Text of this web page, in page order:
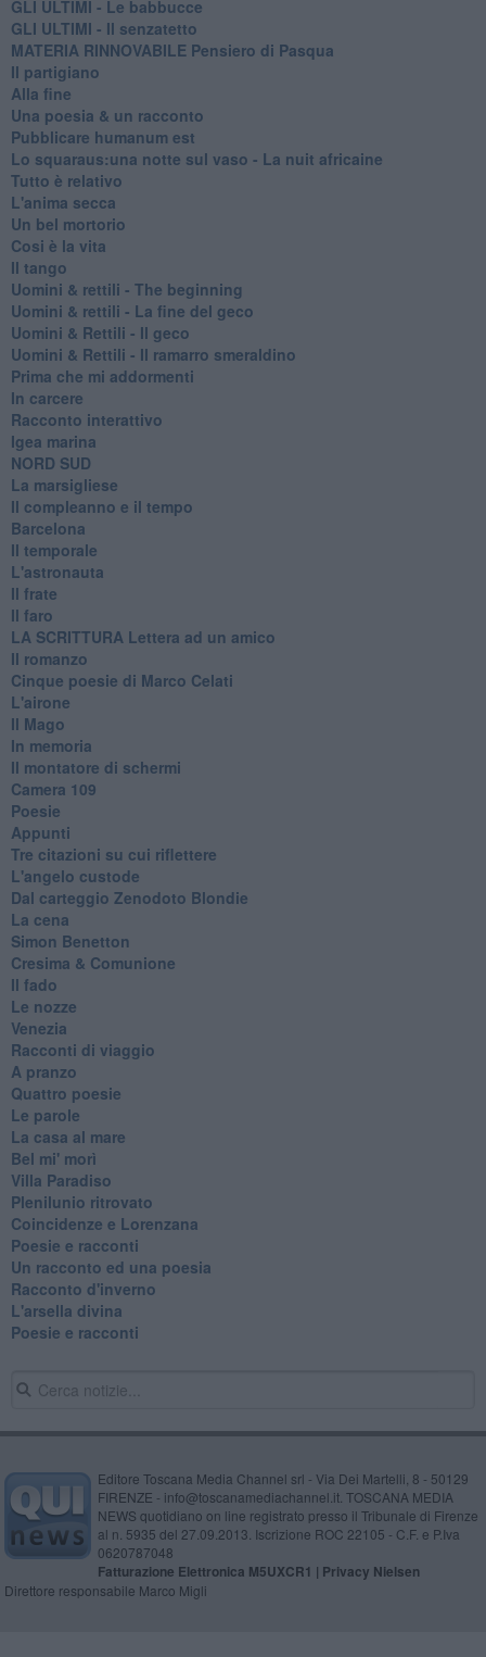
GLI ULTIMI - Le babbucce
GLI ULTIMI - Il senzatetto
MATERIA RINNOVABILE Pensiero di Pasqua
Il partigiano
Alla fine
Una poesia & un racconto
Pubblicare humanum est
Lo squaraus:una notte sul vaso - La nuit africaine
Tutto è relativo
L'anima secca
Un bel mortorio
Cosi è la vita
Il tango
​Uomini & rettili - The beginning
​Uomini & rettili - La fine del geco
Uomini & Rettili - Il geco
Uomini & Rettili - Il ramarro smeraldino
Prima che mi addormenti
In carcere
Racconto interattivo
Igea marina
​NORD SUD
La marsigliese
Il compleanno e il tempo
Barcelona
Il temporale
L'astronauta
Il frate
Il faro
​LA SCRITTURA Lettera ad un amico
Il romanzo
Cinque poesie di Marco Celati
L'airone
Il Mago
In memoria
Il montatore di schermi
Camera 109
Poesie
Appunti
Tre citazioni su cui riflettere
L'angelo custode
Dal carteggio Zenodoto Blondie
La cena
Simon Benetton
Cresima & Comunione
Il fado
Le nozze
Venezia
Racconti di viaggio
A pranzo
Quattro poesie
Le parole
La casa al mare
Bel mi' morì
Villa Paradiso
Plenilunio ritrovato
Coincidenze e Lorenzana
Poesie e racconti
Un racconto ed una poesia
Racconto d'inverno
​L'arsella divina
Poesie e racconti
Editore Toscana Media Channel srl - Via Dei Martelli, 8 - 50129
FIRENZE - info@toscanamediachannel.it. TOSCANA MEDIA
NEWS quotidiano on line registrato presso il Tribunale di Firenze
al n. 5935 del 27.09.2013. Iscrizione ROC 22105 - C.F. e P.Iva
0620787048
Fatturazione Elettronica M5UXCR1 | Privacy Nielsen
Direttore responsabile Marco Migli